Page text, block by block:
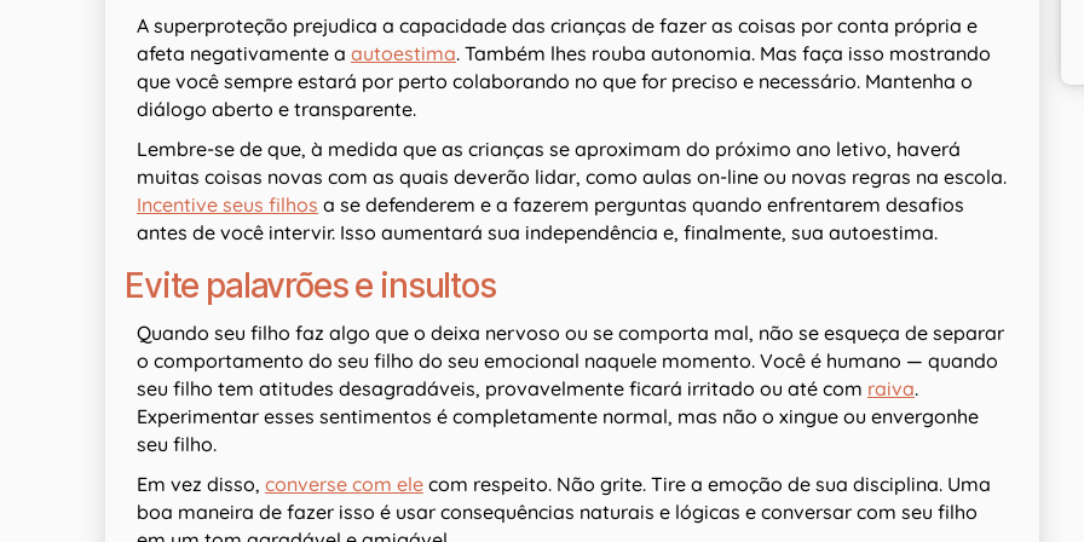
A superproteção prejudica a capacidade das crianças de fazer as coisas por conta própria e
afeta negativamente a autoestima. Também lhes rouba autonomia. Mas faça isso mostrando
que você sempre estará por perto colaborando no que for preciso e necessário. Mantenha o
diálogo aberto e transparente.
Lembre-se de que, à medida que as crianças se aproximam do próximo ano letivo, haverá
muitas coisas novas com as quais deverão lidar, como aulas on-line ou novas regras na escola.
Incentive seus filhos a se defenderem e a fazerem perguntas quando enfrentarem desafios
antes de você intervir. Isso aumentará sua independência e, finalmente, sua autoestima.
Evite palavrões e insultos
Quando seu filho faz algo que o deixa nervoso ou se comporta mal, não se esqueça de separar
o comportamento do seu filho do seu emocional naquele momento. Você é humano — quando
seu filho tem atitudes desagradáveis, provavelmente ficará irritado ou até com raiva.
Experimentar esses sentimentos é completamente normal, mas não o xingue ou envergonhe
seu filho.
Em vez disso, converse com ele com respeito. Não grite. Tire a emoção de sua disciplina. Uma
boa maneira de fazer isso é usar consequências naturais e lógicas e conversar com seu filho